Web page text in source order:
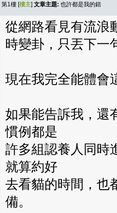
第1樓 [樓主] 文章主題: 也許都是我的錯
從網路看見有流浪
時變卦，只丟下一
現在我完全能體會
如果能告訴我，還
慣例都是
許多組認養人同時
就算約好
去看貓的時間，也
備。